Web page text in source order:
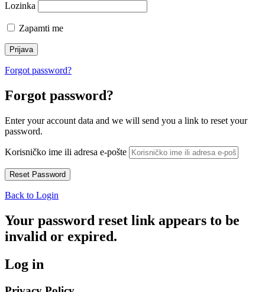
Lozinka
Zapamti me
Forgot password?
Forgot password?
Enter your account data and we will send you a link to reset your
password.
Korisničko ime ili adresa e-pošte
Back to Login
Your password reset link appears to be
invalid or expired.
Log in